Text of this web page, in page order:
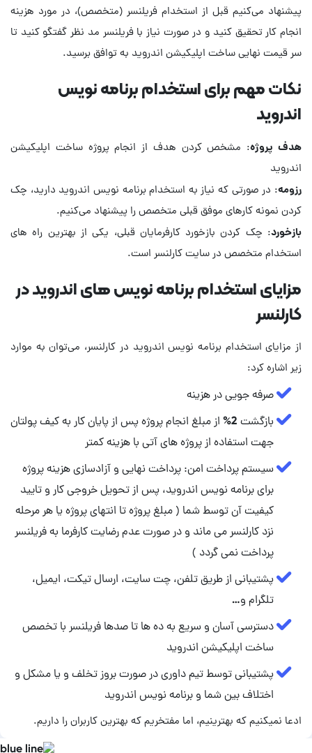
پیشنهاد می‌کنیم قبل از استخدام فریلنسر (متخصص)، در مورد هزینه
انجام کار تحقیق کنید و در صورت نیاز با فریلنسر مد نظر گفتگو کنید تا
سر قیمت نهایی ساخت اپلیکیشن اندروید به توافق برسید.
نکات مهم برای استخدام برنامه نویس
اندروید
هدف پروژه: مشخص کردن هدف از انجام پروژه ساخت اپلیکیشن
اندروید
رزومه: در صورتی که نیاز به استخدام برنامه نویس اندروید دارید، چک
کردن نمونه‌ کارهای موفق قبلی متخصص را پیشنهاد می‌کنیم.
بازخورد: چک کردن بازخورد کارفرمایان قبلی، یکی از بهترین راه های
استخدام متخصص در سایت کارلنسر است.
مزایای استخدام برنامه نویس های اندروید در
کارلنسر
از مزایای استخدام برنامه نویس اندروید در کارلنسر، می‌توان به موارد
زیر اشاره کرد:
صرفه جویی در هزینه
بازگشت 2% از مبلغ انجام پروژه پس از پایان کار به کیف پولتان
جهت استفاده از پروژه های آتی با هزینه کمتر
سیستم پرداخت امن: پرداخت نهایی و آزادسازی هزینه پروژه
برای برنامه نویس اندروید، پس از تحویل خروجی کار و تایید
کیفیت آن توسط شما ( مبلغ پروژه تا انتهای پروژه یا هر مرحله
نزد کارلنسر می ماند و در صورت عدم رضایت کارفرما به فریلنسر
پرداخت نمی گردد )
پشتیبانی از طریق تلفن، چت سایت، ارسال تیکت، ایمیل،
تلگرام و…
دسترسی آسان و سریع به ده ها تا صدها فریلنسر با تخصص
ساخت اپلیکیشن اندروید
پشتیبانی توسط تیم داوری در صورت بروز تخلف و یا مشکل و
اختلاف بین شما و برنامه نویس اندروید
ادعا نمیکنیم که بهترینیم، اما مفتخریم که بهترین کاربران را داریم.